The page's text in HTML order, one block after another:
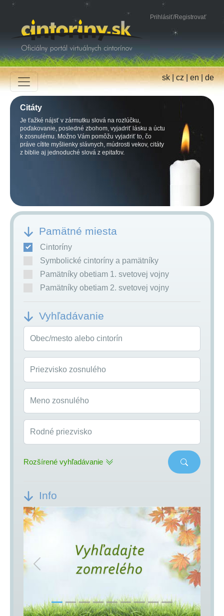
Prihlásiť/Registrovať
sk|cz|en|de
Citáty
Je ťažké nájsť v zármutku slová na rozlúčku,
poďakovanie, posledné zbohom, vyjadriť lásku a úctu
k zosnulému. Možno Vám pomôžu vyjadriť to, čo
práve cítite myšlienky slávnych, múdrosti vekov, citáty
z biblie aj jednoduché slová z epitafov.
Pamätné miesta
Cintoríny
Symbolické cintoríny a pamätníky
Pamätníky obetiam 1. svetovej vojny
Pamätníky obetiam 2. svetovej vojny
Vyhľadávanie
Obec/mesto alebo cintorín
Priezvisko zosnulého
Meno zosnulého
Rodné priezvisko
Rozšírené vyhľadávanie
Info
Previous Next